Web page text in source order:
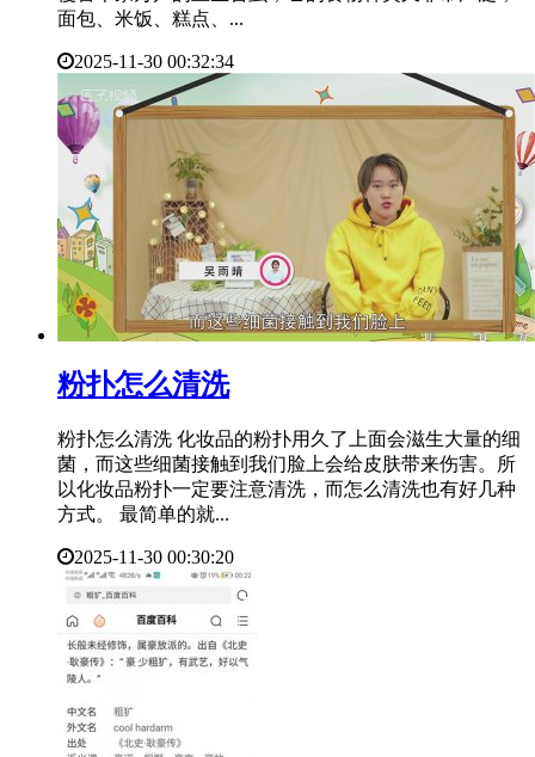
面包、米饭、糕点、...
2025-11-30 00:32:34
​粉扑怎么清洗
粉扑怎么清洗 化妆品的粉扑用久了上面会滋生大量的细
菌，而这些细菌接触到我们脸上会给皮肤带来伤害。所
以化妆品粉扑一定要注意清洗，而怎么清洗也有好几种
方式。 最简单的就...
2025-11-30 00:30:20